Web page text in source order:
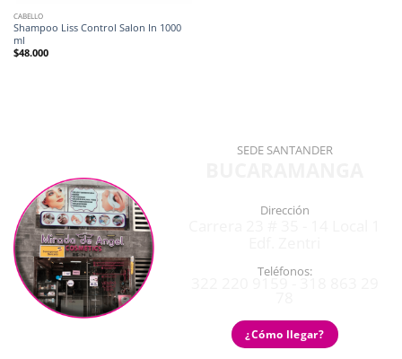
CABELLO
Shampoo Liss Control Salon In 1000
ml
$48.000
SEDE SANTANDER
Dirección
Teléfonos:
¿Cómo llegar?